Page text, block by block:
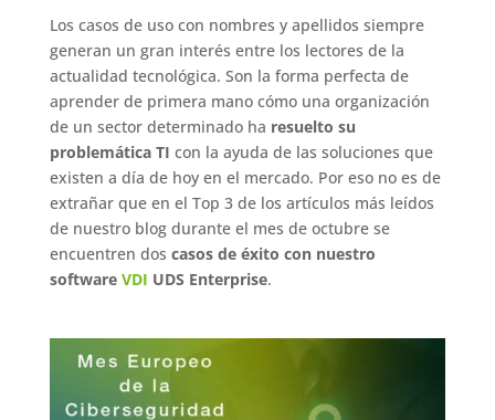
Los casos de uso con nombres y apellidos siempre
generan un gran interés entre los lectores de la
actualidad tecnológica. Son la forma perfecta de
aprender de primera mano cómo una organización
de un sector determinado ha resuelto su
problemática TI con la ayuda de las soluciones que
existen a día de hoy en el mercado. Por eso no es de
extrañar que en el Top 3 de los artículos más leídos
de nuestro blog durante el mes de octubre se
encuentren dos casos de éxito con nuestro
software VDI UDS Enterprise.